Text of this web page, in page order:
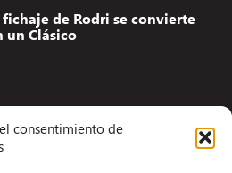
consentimiento de
fichaje de Rodri se convierte
un Clásico